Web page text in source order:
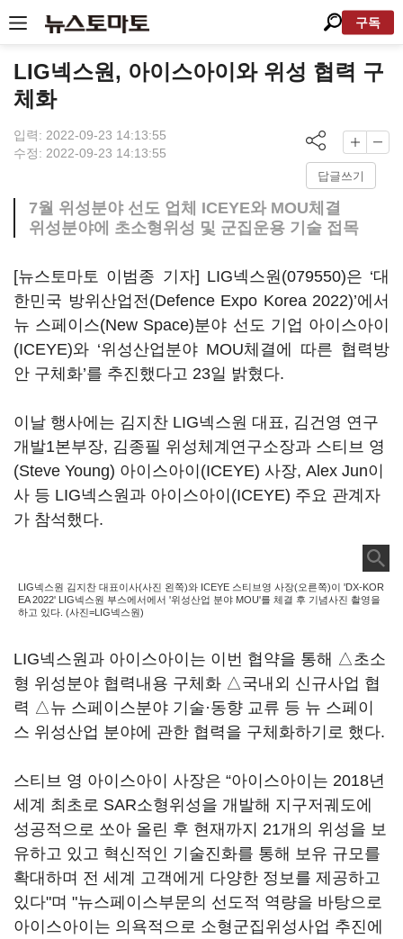
구독
LIG넥스원, 아이스아이와 위성 협력 구
체화
입력: 2022-09-23 14:13:55
수정: 2022-09-23 14:13:55
답글쓰기
7월 위성분야 선도 업체 ICEYE와 MOU체결
위성분야에 초소형위성 및 군집운용 기술 접목
[뉴스토마토 이범종 기자] LIG넥스원(079550)은 ‘대
한민국 방위산업전(Defence Expo Korea 2022)’에서
뉴 스페이스(New Space)분야 선도 기업 아이스아이
(ICEYE)와 ‘위성산업분야 MOU체결에 따른 협력방
안 구체화’를 추진했다고 23일 밝혔다.
이날 행사에는 김지찬 LIG넥스원 대표, 김건영 연구
개발1본부장, 김종필 위성체계연구소장과 스티브 영
(Steve Young) 아이스아이(ICEYE) 사장, Alex Jun이
사 등 LIG넥스원과 아이스아이(ICEYE) 주요 관계자
가 참석했다.
LIG넥스원 김지찬 대표이사(사진 왼쪽)와 ICEYE 스티브영 사장(오른쪽)이 'DX-KOR
EA 2022' LIG넥스원 부스에서에서 '위성산업 분야 MOU'를 체결 후 기념사진 촬영을
하고 있다. (사진=LIG넥스원)
LIG넥스원과 아이스아이는 이번 협약을 통해 △초소
형 위성분야 협력내용 구체화 △국내외 신규사업 협
력 △뉴 스페이스분야 기술·동향 교류 등 뉴 스페이
스 위성산업 분야에 관한 협력을 구체화하기로 했다.
스티브 영 아이스아이 사장은 “아이스아이는 2018년
세계 최초로 SAR소형위성을 개발해 지구저궤도에
성공적으로 쏘아 올린 후 현재까지 21개의 위성을 보
유하고 있고 혁신적인 기술진화를 통해 보유 규모를
확대하며 전 세계 고객에게 다양한 정보를 제공하고
있다"며 "뉴스페이스부문의 선도적 역량을 바탕으로
아이스아이는 의욕적으로 소형군집위성사업 추진에